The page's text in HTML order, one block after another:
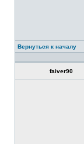
Вернуться к началу
faiver90